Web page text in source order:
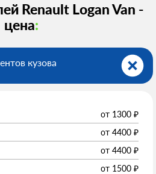
Renault Logan Van -
цена:
кузова
от 1300 ₽
от 4400 ₽
от 4400 ₽
от 1500 ₽